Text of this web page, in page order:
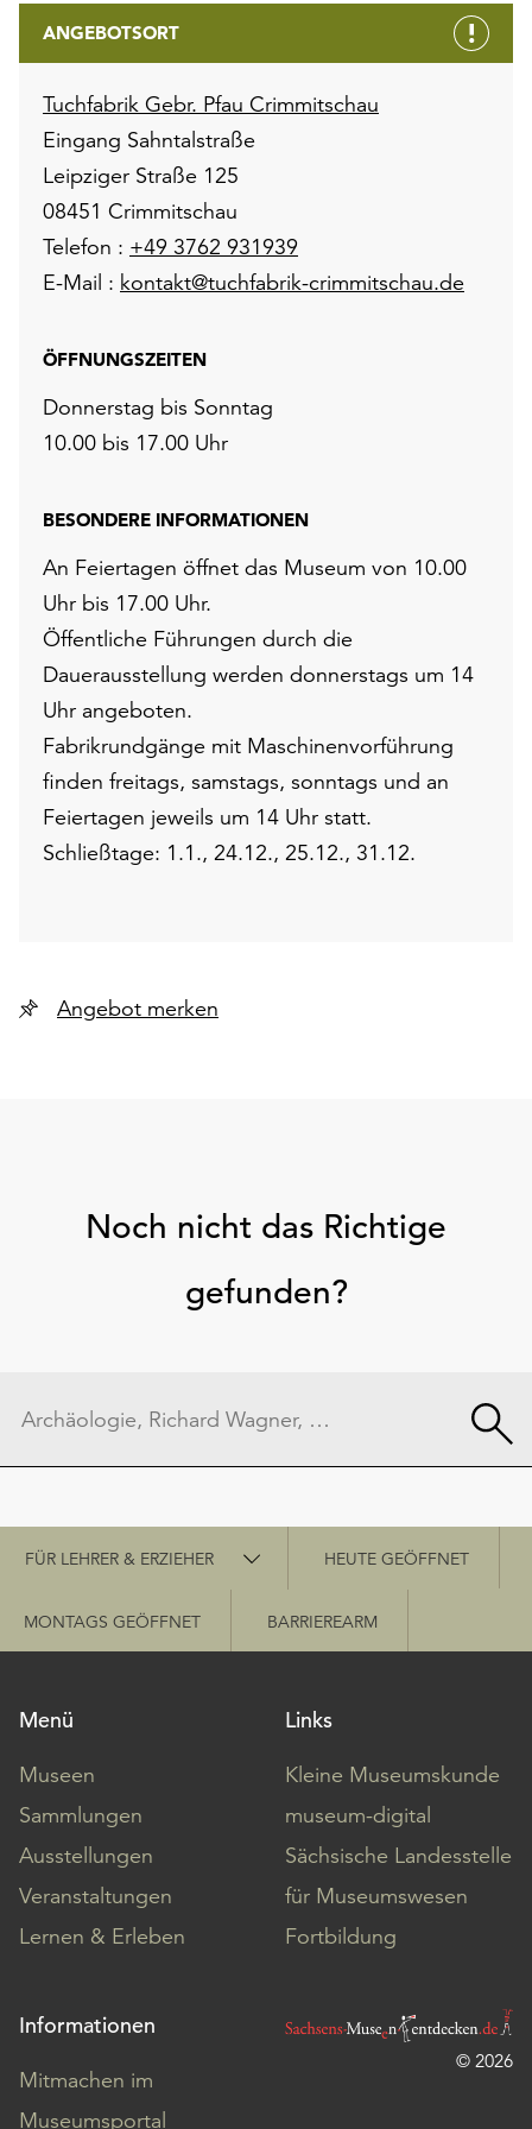
ANGEBOTSORT
Tuchfabrik Gebr. Pfau Crimmitschau
Eingang Sahntalstraße
Leipziger Straße 125
08451 Crimmitschau
Telefon : +49 3762 931939
E-Mail : kontakt@tuchfabrik-crimmitschau.de
ÖFFNUNGSZEITEN
Donnerstag bis Sonntag
10.00 bis 17.00 Uhr
BESONDERE INFORMATIONEN
An Feiertagen öffnet das Museum von 10.00
Uhr bis 17.00 Uhr.
Öffentliche Führungen durch die
Dauerausstellung werden donnerstags um 14
Uhr angeboten.
Fabrikrundgänge mit Maschinenvorführung
finden freitags, samstags, sonntags und an
Feiertagen jeweils um 14 Uhr statt.
Schließtage: 1.1., 24.12., 25.12., 31.12.
Angebot merken
Noch nicht das Richtige
gefunden?
Schnellzugriff
FÜR LEHRER & ERZIEHER HEUTE GEÖFFNET
MONTAGS GEÖFFNET BARRIEREARM
Menü
Museen
Sammlungen
Ausstellungen
Veranstaltungen
Lernen & Erleben
Links
Kleine Museumskunde
museum-digital
Sächsische Landesstelle
für Museumswesen
Fortbildung
Informationen
Mitmachen im
Museumsportal
© 2026